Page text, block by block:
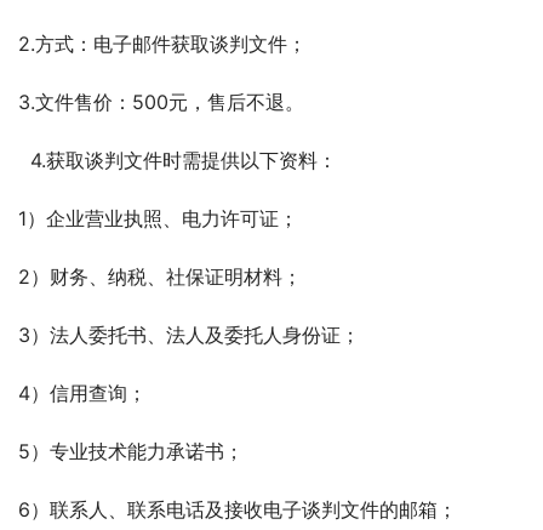
2.方式：电子邮件获取谈判文件；
3.文件售价：500元，售后不退。
4.获取谈判文件时需提供以下资料：
1）企业营业执照、电力许可证；
2）财务、纳税、社保证明材料；
3）法人委托书、法人及委托人身份证；
4）信用查询；
5）专业技术能力承诺书；
6）联系人、联系电话及接收电子谈判文件的邮箱；